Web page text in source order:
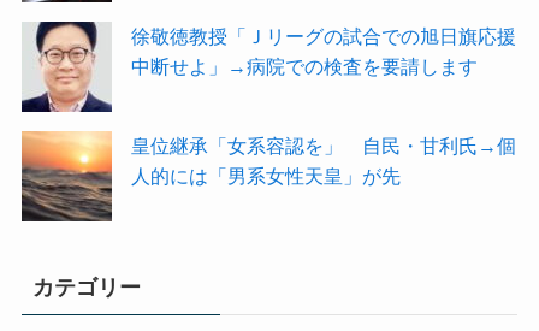
徐敬徳教授「Ｊリーグの試合での旭日旗応援
中断せよ」→病院での検査を要請します
皇位継承「女系容認を」 自民・甘利氏→個
人的には「男系女性天皇」が先
カテゴリー